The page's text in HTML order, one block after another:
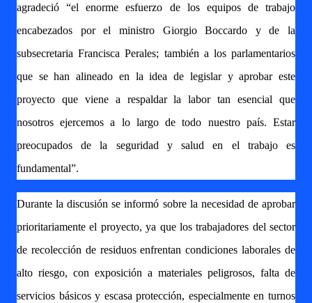
agradeció “el enorme esfuerzo de los equipos de trabajo
encabezados por el ministro Giorgio Boccardo y de la
subsecretaria Francisca Perales; también a los parlamentarios
que se han alineado en la idea de legislar y aprobar este
proyecto que viene a respaldar la labor tan esencial que
nosotros ejercemos a lo largo de todo nuestro país. Estar
preocupados de la seguridad y salud en el trabajo es
fundamental”.
Durante la discusión se informó sobre la necesidad de aprobar
prioritariamente el proyecto, ya que los trabajadores del sector
de recolección de residuos enfrentan condiciones laborales de
alto riesgo, con exposición a materiales peligrosos, falta de
servicios básicos y escasa protección, especialmente en turnos